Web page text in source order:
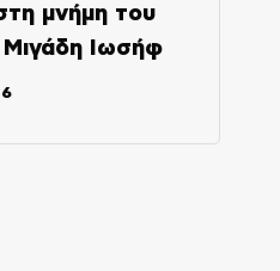
μνήμη του
Ιωσήφ